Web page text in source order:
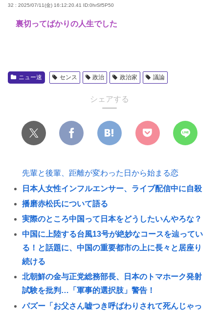
32 : 2025/07/11(金) 16:12:20.41 ID:0hrSf5P50
裏切ってばかりの人生でした
ニュー速 センス 政治 政治家 議論
シェアする
先輩と後輩、距離が変わった日から始まる恋
日本人女性インフルエンサー、ライブ配信中に自殺
播磨赤松氏について語る
実際のところ中国って日本をどうしたいんやろな？
中国に上陸する台風13号が絶妙なコースを辿ってい
る！と話題に、中国の重要都市の上に長々と居座り
続ける
北朝鮮の金与正党総務部長、日本のトマホーク発射
試験を批判…「軍事的選択肢」警告！
パズー「お父さん嘘つき呼ばわりされて死んじゃっ